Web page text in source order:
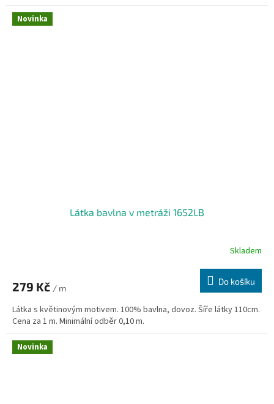
Novinka
Látka bavlna v metráži 1652LB
Skladem
279 Kč / m
Do košíku
Látka s květinovým motivem. 100% bavlna, dovoz. Šíře látky 110cm.
Cena za 1 m. Minimální odběr 0,10 m.
Novinka